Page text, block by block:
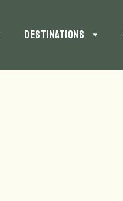
DESTINATIONS